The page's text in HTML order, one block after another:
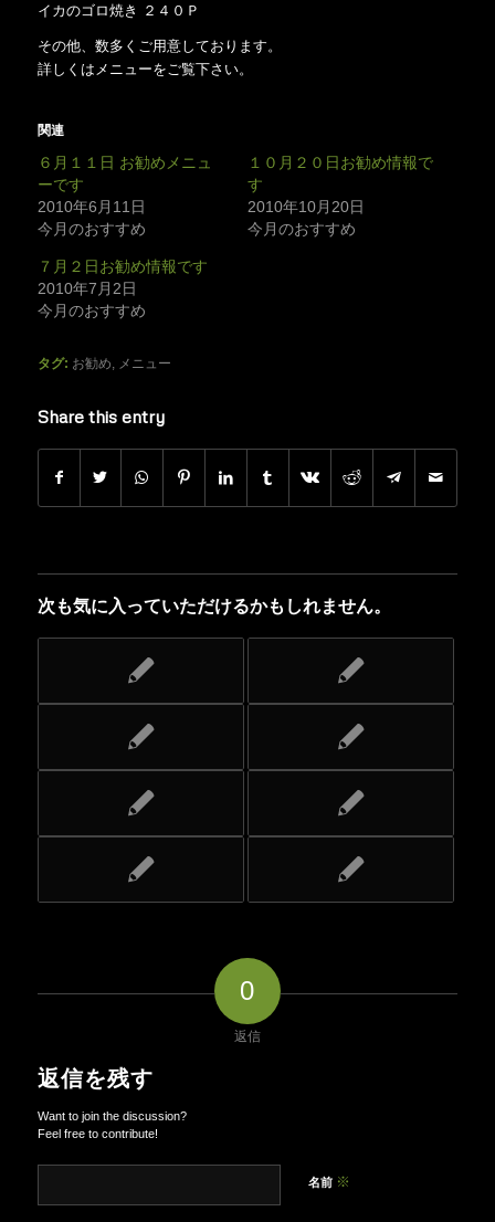
イカのゴロ焼き ２４０Ｐ
その他、数多くご用意しております。
詳しくはメニューをご覧下さい。
関連
６月１１日 お勧めメニュ
ーです
2010年6月11日
今月のおすすめ
１０月２０日お勧め情報で
す
2010年10月20日
今月のおすすめ
７月２日お勧め情報です
2010年7月2日
今月のおすすめ
タグ: お勧め メニュー
Share this entry
次も気に入っていただけるかもしれません。
0
返信
返信を残す
Want to join the discussion?
Feel free to contribute!
名前 ※